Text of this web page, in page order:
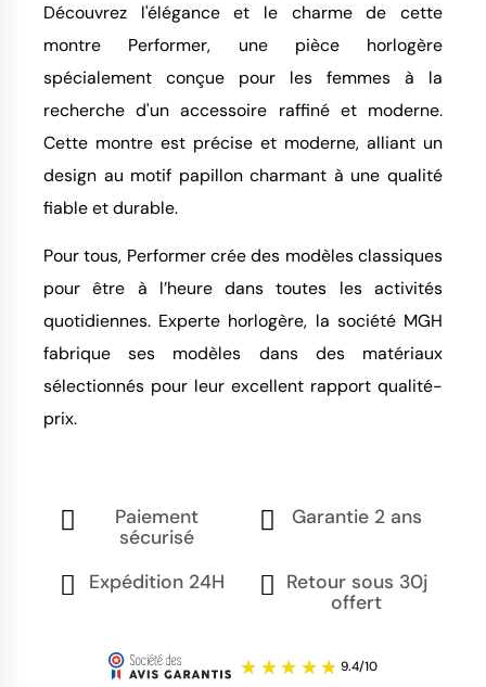
Découvrez l'élégance et le charme de cette
montre Performer, une pièce horlogère
spécialement conçue pour les femmes à la
recherche d'un accessoire raffiné et moderne.
Cette montre est précise et moderne, alliant un
design au motif papillon charmant à une qualité
fiable et durable.
Pour tous, Performer crée des modèles classiques
pour être à l’heure dans toutes les activités
quotidiennes. Experte horlogère, la société MGH
fabrique ses modèles dans des matériaux
sélectionnés pour leur excellent rapport qualité-
prix.
Paiement
sécurisé
Garantie 2 ans
Expédition 24H
Retour sous 30j
offert